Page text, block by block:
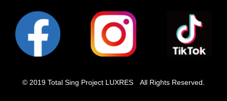
© 2019 Total Sing Project LUXRES All Rights Reserved.